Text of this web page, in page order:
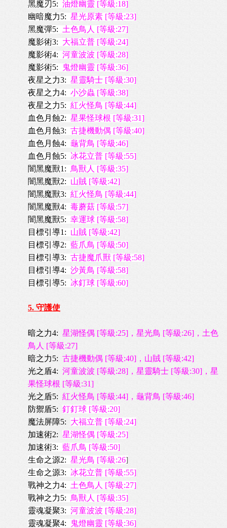
黑魔刃5: 油燈幽靈 [等級:18]
幽暗魔力5: 星光原素 [等級:23]
黑魔彈5: 土色鳥人 [等級:27]
魔影術3: 大福立普 [等級:24]
魔影術4: 河童波波 [等級:28]
魔影術5:
鬼燈幽靈 [等級:36]
夜星之力3: 星靈騎士 [等級:30]
夜星之力4: 小沙蟲 [等級:38]
夜星之力5: 紅火怪鳥 [等級:44]
血色月蝕2: 星果怪球根 [等級:31]
血色月蝕3: 古捷機動偶 [等級:40]
血色月蝕4: 龜背鳥 [等級:46]
血色月蝕5: 冰花立普 [等級:55]
闇黑魔獸1: 鳥獸人 [等級:35]
闇黑魔獸2: 山賊 [等級:42]
闇黑魔獸3: 紅火怪鳥 [等級:44]
闇黑魔獸4: 毒蘑菇 [等級:57]
闇黑魔獸5: 幸運球 [等級:58]
目標引導1: 山賊 [等級:42]
目標引導2: 藍爪鳥 [等級:50]
目標引導3: 古捷魔爪獸 [等級:58]
目標引導4: 沙黃鳥 [等級:58]
目標引導5: 冰釘球 [等級:60]
5. 守護使
暗之力4: 星湖怪偶 [等級:25]，星光鳥 [等級:26]，土色
鳥人 [等級:27]
暗之力5: 古捷機動偶 [等級:40]，山賊 [等級:42]
光之盾4: 河童波波 [等級:28]，星靈騎士 [等級:30]，星
果怪球根 [等級:31]
光之盾5: 紅火怪鳥 [等級:44]，龜背鳥 [等級:46]
防禦盾5: 釘釘球 [等級:20]
魔法屏障5: 大福立普 [等級:24]
加速術2: 星湖怪偶 [等級:25]
加速術3: 藍爪鳥 [等級:50]
生命之源2: 星光鳥 [等級:26]
生命之源3: 冰花立普 [等級:55]
戰神之力4: 土色鳥人 [等級:27]
戰神之力5: 鳥獸人 [等級:35]
靈魂凝聚3: 河童波波 [等級:28]
靈魂凝聚4:
鬼燈幽靈 [等級:36]